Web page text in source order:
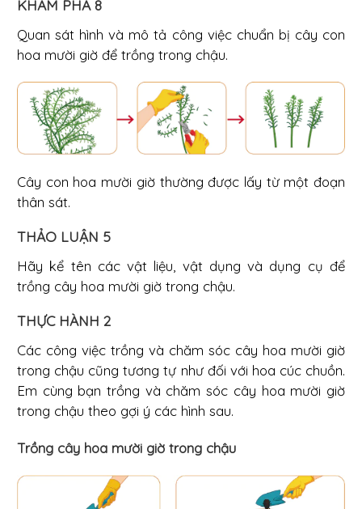
KHÁM PHÁ 8
Quan sát hình và mô tả công việc chuẩn bị cây con
hoa mười giờ để trồng trong chậu.
Cây con hoa mười giờ thường được lấy từ một đoạn
thân sát.
THẢO LUẬN 5
Hãy kể tên các vật liệu, vật dụng và dụng cụ để
trồng cây hoa mười giờ trong chậu.
THỰC HÀNH 2
Các công việc trồng và chăm sóc cây hoa mười giờ
trong chậu cũng tương tự như đối với hoa cúc chuồn.
Em cùng bạn trồng và chăm sóc cây hoa mười giờ
trong chậu theo gợi ý các hình sau.
Trồng cây hoa mười giờ trong chậu